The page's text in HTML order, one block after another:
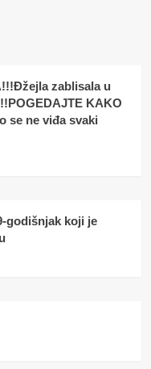
zablisala u
KAKO
se ne viđa svaki
godišnjak koji je